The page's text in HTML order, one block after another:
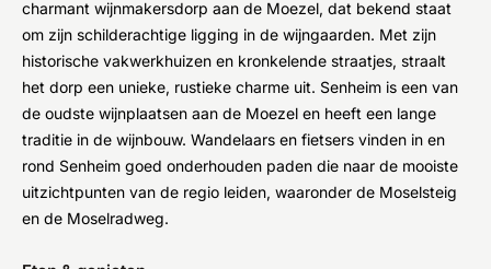
charmant wijnmakersdorp aan de Moezel, dat bekend staat
om zijn schilderachtige ligging in de wijngaarden. Met zijn
historische vakwerkhuizen en kronkelende straatjes, straalt
het dorp een unieke, rustieke charme uit. Senheim is een van
de oudste wijnplaatsen aan de Moezel en heeft een lange
traditie in de wijnbouw. Wandelaars en fietsers vinden in en
rond Senheim goed onderhouden paden die naar de mooiste
uitzichtpunten van de regio leiden, waaronder de Moselsteig
en de Moselradweg.